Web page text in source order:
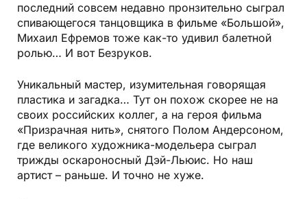
последний совсем недавно пронзительно сыграл
спивающегося танцовщика в фильме «Большой»,
Михаил Ефремов тоже как-то удивил балетной
ролью… И вот Безруков.
Уникальный мастер, изумительная говорящая
пластика и загадка… Тут он похож скорее не на
своих российских коллег, а на героя фильма
«Призрачная нить», снятого Полом Андерсоном,
где великого художника-модельера сыграл
трижды оскароносный Дэй-Льюис. Но наш
артист – раньше. И точно не хуже.